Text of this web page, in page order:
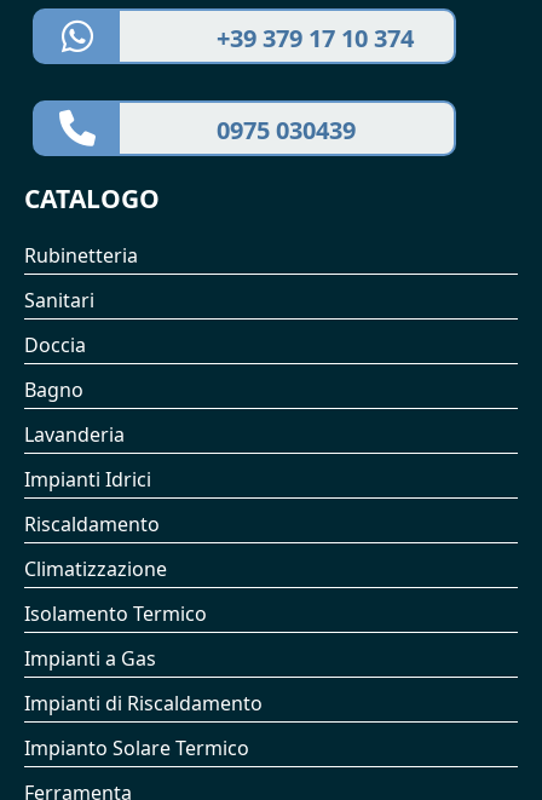
+39 379 17 10 374
0975 030439
CATALOGO
Rubinetteria
Sanitari
Doccia
Bagno
Lavanderia
Impianti Idrici
Riscaldamento
Climatizzazione
Isolamento Termico
Impianti a Gas
Impianti di Riscaldamento
Impianto Solare Termico
Ferramenta